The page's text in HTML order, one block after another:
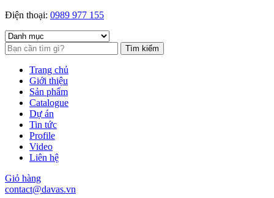
Điện thoại: 0989 977 155
Tìm kiếm
Trang chủ
Giới thiệu
Sản phẩm
Catalogue
Dự án
Tin tức
Profile
Video
Liên hệ
Giỏ hàng
contact@davas.vn